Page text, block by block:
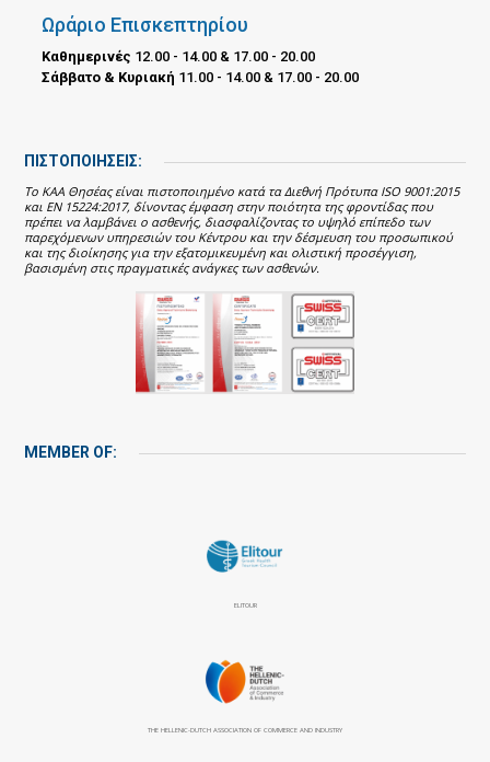
Ωράριο Επισκεπτηρίου
Καθημερινές 12.00 - 14.00 & 17.00 - 20.00
Σάββατο & Κυριακή 11.00 - 14.00 & 17.00 - 20.00
ΠΙΣΤΟΠΟΙΗΣΕΙΣ:
Το ΚΑΑ Θησέας είναι πιστοποιημένο κατά τα Διεθνή Πρότυπα ISO 9001:2015
και EN 15224:2017, δίνοντας έμφαση στην ποιότητα της φροντίδας που
πρέπει να λαμβάνει ο ασθενής, διασφαλίζοντας το υψηλό επίπεδο των
παρεχόμενων υπηρεσιών του Κέντρου και την δέσμευση του προσωπικού
και της διοίκησης για την εξατομικευμένη και ολιστική προσέγγιση,
βασισμένη στις πραγματικές ανάγκες των ασθενών.
MEMBER OF:
ELITOUR
THE HELLENIC-DUTCH ASSOCIATION OF COMMERCE AND INDUSTRY